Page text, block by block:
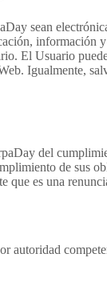
sean
El Usuario
Igualmente,
del
de sus
que es una